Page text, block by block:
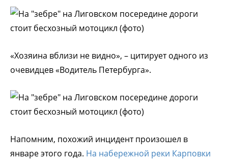
«Хозяина вблизи не видно», – цитирует одного из
очевидцев «Водитель Петербурга».
Напомним, похожий инцидент произошел в
январе этого года. На набережной реки Карповки